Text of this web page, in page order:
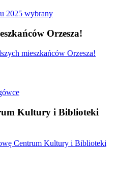
2025 wybrany
Orzesza!
mieszkańców Orzesza!
Kultury i Biblioteki
Centrum Kultury i Biblioteki